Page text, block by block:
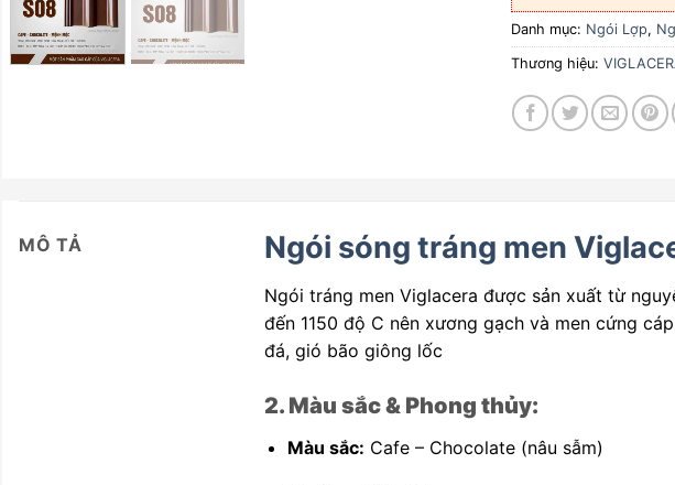
Danh mục: Ngói Lợp,
Thương hiệu:
MÔ TẢ Ngói sóng tráng men
Ngói tráng men Viglacera được sản xuất từ
đến 1150 độ C nên xương gạch và men cứng
đá, gió bão giông lốc
2. Màu sắc & Phong thủy:
Màu sắc: Cafe – Chocolate (nâu sẫm)